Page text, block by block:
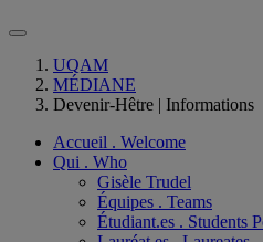
UQAM
MÉDIANE
Devenir-Hêtre | Informations
Accueil . Welcome
Qui . Who
Gisèle Trudel
Équipes . Teams
Étudiant.es . Students